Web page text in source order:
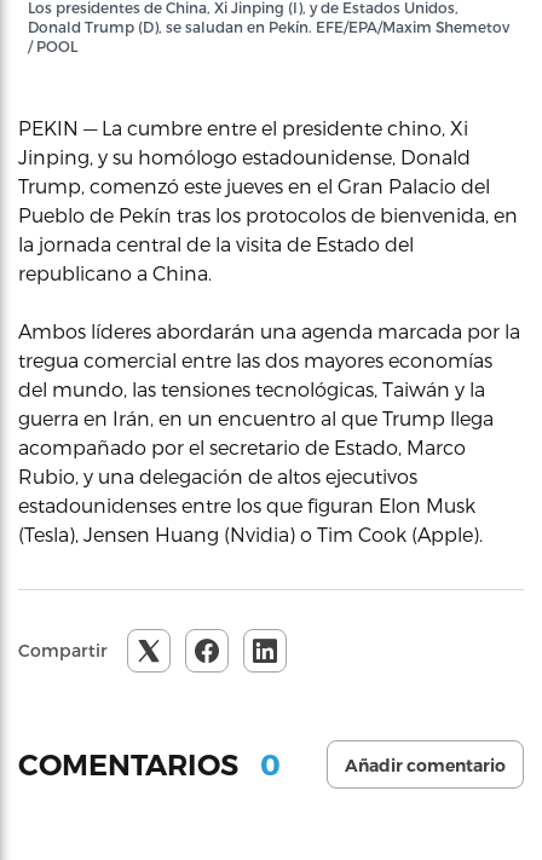
Los presidentes de China, Xi Jinping (I), y de Estados Unidos,
Donald Trump (D), se saludan en Pekín. EFE/EPA/Maxim Shemetov
/ POOL
PEKIN — La cumbre entre el presidente chino, Xi
Jinping, y su homólogo estadounidense, Donald
Trump, comenzó este jueves en el Gran Palacio del
Pueblo de Pekín tras los protocolos de bienvenida, en
la jornada central de la visita de Estado del
republicano a China.
Ambos líderes abordarán una agenda marcada por la
tregua comercial entre las dos mayores economías
del mundo, las tensiones tecnológicas, Taiwán y la
guerra en Irán, en un encuentro al que Trump llega
acompañado por el secretario de Estado, Marco
Rubio, y una delegación de altos ejecutivos
estadounidenses entre los que figuran Elon Musk
(Tesla), Jensen Huang (Nvidia) o Tim Cook (Apple).
Compartir
COMENTARIOS 0 Añadir comentario